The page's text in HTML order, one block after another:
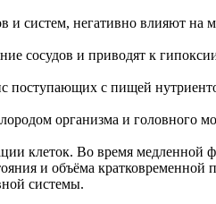
и систем, негативно влияют на
сосудов и приводят к
поступающих с пищей
организма и головного
клеток. Во время медленной
и объёма кратковременной
системы.